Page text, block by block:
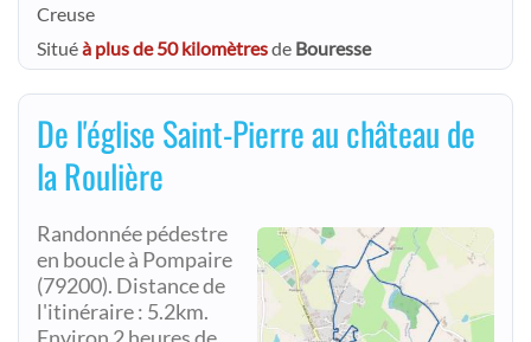
Creuse
Situéà plus de 50 kilomètresde Bouresse
De l'église Saint-Pierre au château de
la Roulière
Randonnée pédestre
en boucle à Pompaire
(79200). Distance de
l'itinéraire : 5.2km.